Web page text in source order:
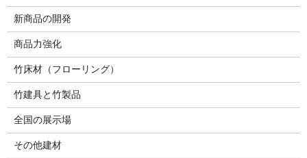
新商品の開発
商品力強化
竹床材（フローリング）
竹建具と竹製品
全国の展示場
その他建材